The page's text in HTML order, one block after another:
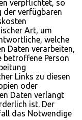
verpflichtet, so
der verfügbaren
Art, um
welche
Daten verarbeiten,
betroffene Person
Links zu diesen
oder
Daten verlangt
ist. Der
das Notwendige